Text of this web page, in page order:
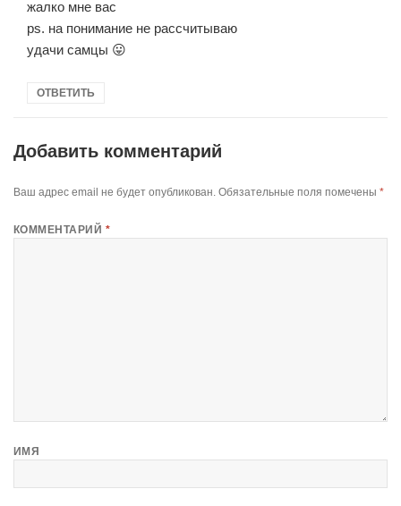
жалко мне вас
ps. на понимание не рассчитываю
удачи самцы 😛
ОТВЕТИТЬ
Добавить комментарий
Ваш адрес email не будет опубликован. Обязательные поля помечены *
КОММЕНТАРИЙ *
ИМЯ